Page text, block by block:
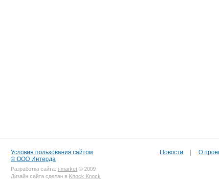
Условия пользования сайтом
© ООО Интерда
Разработка сайта: i-market © 2009
Дизайн сайта сделан в Knock Knock
Новости О